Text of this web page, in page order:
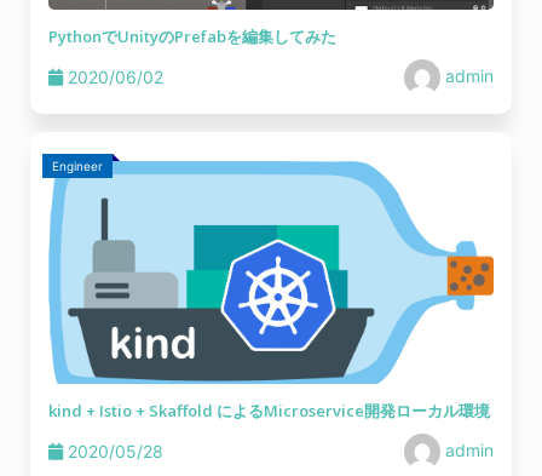
PythonでUnityのPrefabを編集してみた
2020/06/02 admin
Engineer
kind + Istio + Skaffold によるMicroservice開発ローカル環境
2020/05/28 admin